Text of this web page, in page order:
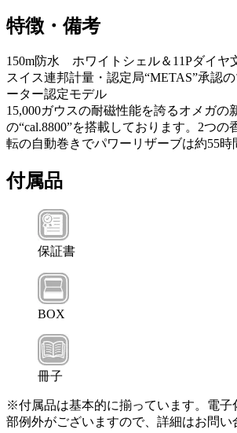
特徴・備考
150m防水 ホワイトシェル＆11Pダイヤ
スイス連邦計量・認定局“METAS”承認
ーター認定モデル
15,000ガウスの耐磁性能を誇るオメガの
の“cal.8800”を搭載しております。2つの
転の自動巻きでパワーリザーブは約55時
付属品
保証書
BOX
冊子
※付属品は基本的に揃っています。電子
部例外がございますので、詳細はお問い